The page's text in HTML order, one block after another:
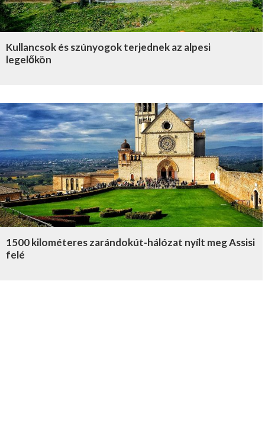
Kullancsok és szúnyogok terjednek az alpesi
legelőkön
1500 kilométeres zarándokút-hálózat nyílt meg Assisi
felé